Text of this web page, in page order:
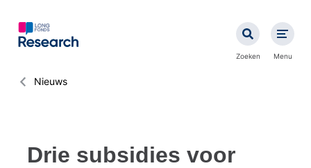
naar
gaan
Zoeken Menu
Kruimelpad
Nieuws
Drie subsidies voor